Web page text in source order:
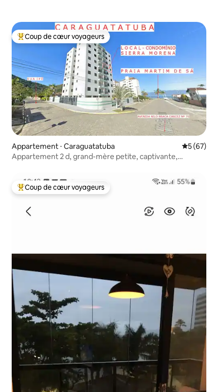
Coups de cœur voyageurs les plus appréciés
Coup de cœur voyageurs
Appartement ⋅ Caraguatatuba
5 (67)
Appartement 2 d, grand-mère petite, captivante,
Coups de cœur voyageurs les plus appréciés
Coup de cœur voyageurs